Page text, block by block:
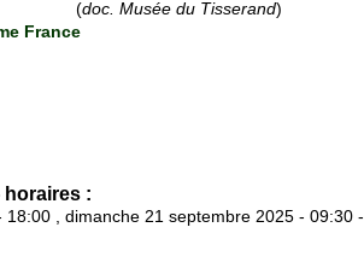
(doc. Musée du Tisserand)
France
horaires :
, dimanche 21 septembre 2025 - 09:30 -